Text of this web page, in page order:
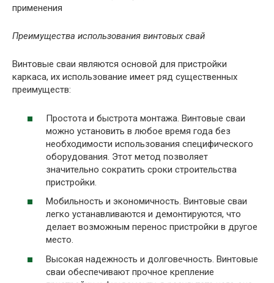
Преимущества использования винтовых свай
Винтовые сваи являются основой для пристройки
каркаса, их использование имеет ряд существенных
преимуществ:
Простота и быстрота монтажа. Винтовые сваи
можно установить в любое время года без
необходимости использования специфического
оборудования. Этот метод позволяет
значительно сократить сроки строительства
пристройки.
Мобильность и экономичность. Винтовые сваи
легко устанавливаются и демонтируются, что
делает возможным перенос пристройки в другое
место.
Высокая надежность и долговечность. Винтовые
сваи обеспечивают прочное крепление